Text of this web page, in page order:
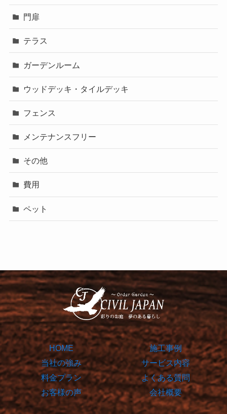
門扉
テラス
ガーデンルーム
ウッドデッキ・タイルデッキ
フェンス
メンテナンスフリー
その他
費用
ペット
HOME
施工事例
当社の強み
サービス内容
料金プラン
よくある質問
お客様の声
会社概要